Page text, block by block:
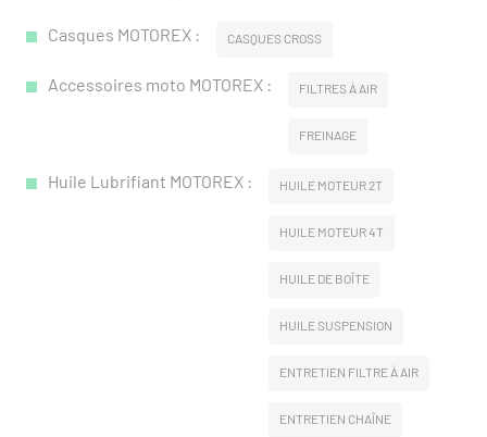
Casques MOTOREX : CASQUES CROSS
Accessoires moto MOTOREX : FILTRES À AIR
FREINAGE
Huile Lubrifiant MOTOREX : HUILE MOTEUR 2T
HUILE MOTEUR 4T
HUILE DE BOÎTE
HUILE SUSPENSION
ENTRETIEN FILTRE À AIR
ENTRETIEN CHAÎNE